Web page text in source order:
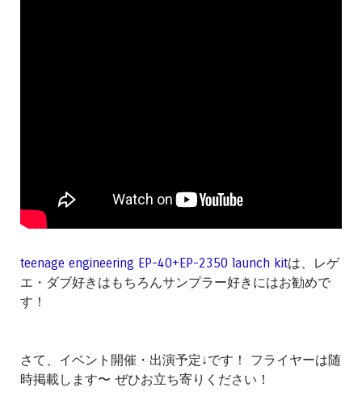
teenage engineering EP-40+EP-2350 launch kitは、レゲ
エ・ダブ好きはもちろんサンプラー好きにはお勧めで
す！
さて、イベント開催・出演予定↓です！ フライヤーは随
時掲載します〜 ぜひお立ち寄りください！